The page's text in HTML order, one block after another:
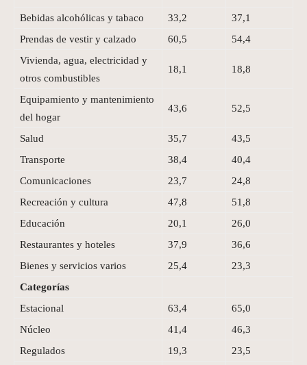
Bebidas alcohólicas y tabaco
33,2
37,1
Prendas de vestir y calzado
60,5
54,4
Vivienda, agua, electricidad y
otros combustibles
18,1 18,8
Equipamiento y mantenimiento
del hogar
43,6 52,5
Salud 35,7
43,5
Transporte
38,4
40,4
Comunicaciones
23,7
24,8
Recreación y cultura
47,8
51,8
Educación
20,1
26,0
Restaurantes y hoteles
37,9
36,6
Bienes y servicios varios
25,4
23,3
Categorías
Estacional
63,4
65,0
Núcleo
41,4
46,3
Regulados
19,3
23,5